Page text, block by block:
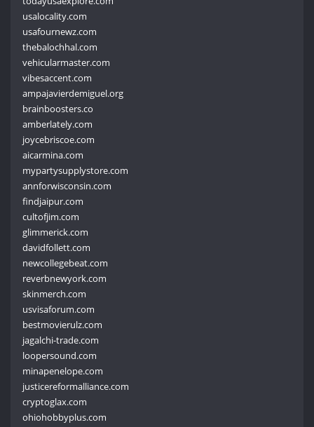
usalocality.com
usafournewz.com
thebalochhal.com
vehicularmaster.com
vibesaccent.com
ampajavierdemiguel.org
brainboosters.co
amberlately.com
joycebriscoe.com
aicarmina.com
mypartysupplystore.com
annforwisconsin.com
findjaipur.com
cultofjim.com
glimmerick.com
davidfollett.com
newcollegebeat.com
reverbnewyork.com
skinmerch.com
usvisaforum.com
bestmovierulz.com
jagalchi-trade.com
loopersound.com
minapenelope.com
justicereformalliance.com
cryptoglax.com
ohiohobbyplus.com